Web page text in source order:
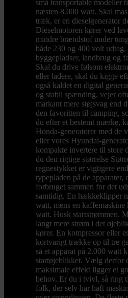
små transportable modeller
næsten 8.000 watt. Skal
træk, er en dieselgenerator
Dieselmotoren kører ved
mindre brændstof under
både 230 og 400 volt
byggepladser, landbrug og
Skal du drive følsom
eller ladere, skal du kigge
også kaldet en digital
og stabil spænding, vejer
markant mere støjsvag end
den favoritten til camping,
du efter et bestemt mærke,
Honda-generatorer med de
eller vores Hyundai-
kompakte invertere til store
du den rigtige størrelse
regnestykket er vigtigere
typepladen på de
forbruget sammen for det
samtidig. En hækkeklipper
watt, mens en
watt. Husk startstrømmen.
langt mere strøm i det
kører. En kompressor eller
kortvarigt trække op til tre
så et apparat på 2.000 watt
startøjeblikket. Vælg derfor
maksimale effekt ligger et
behov. Er du i tvivl, så ring
folk, der selv har haft